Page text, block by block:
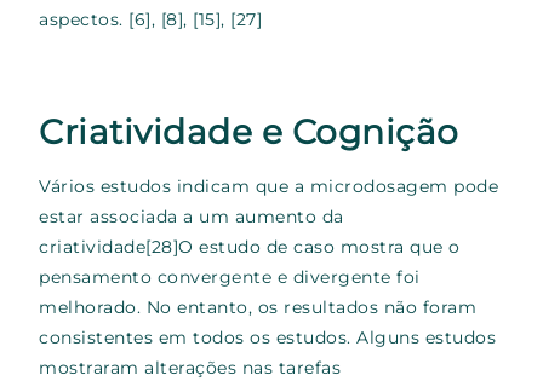
aspectos. [6], [8], [15], [27]
Criatividade e Cognição
Vários estudos indicam que a microdosagem pode
estar associada a um aumento da
criatividade[28]O estudo de caso mostra que o
pensamento convergente e divergente foi
melhorado. No entanto, os resultados não foram
consistentes em todos os estudos. Alguns estudos
mostraram alterações nas tarefas